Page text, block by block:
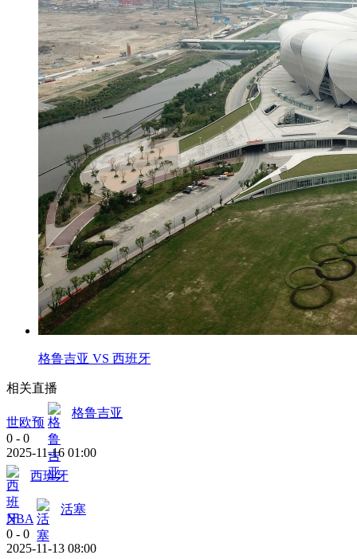
格鲁吉亚 VS 西班牙
相关直播
世欧预
格鲁吉亚
0 - 0
2025-11-16 01:00
西班牙
NBA
活塞
0 - 0
2025-11-13 08:00